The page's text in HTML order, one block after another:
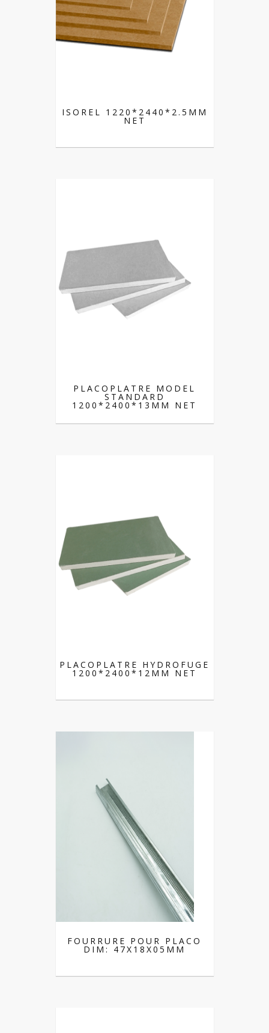
ISOREL 1220*2440*2.5MM
NET
PLACOPLATRE MODEL
STANDARD
1200*2400*13MM NET
PLACOPLATRE HYDROFUGE
1200*2400*12MM NET
FOURRURE POUR PLACO
DIM: 47X18X05MM